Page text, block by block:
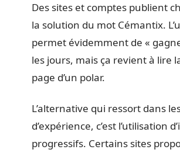
Des sites et comptes publient
la solution du mot Cémantix.
permet évidemment de «
les jours, mais ça revient à lire
page d’un polar.
L’alternative qui ressort dans
d’expérience, c’est l’utilisation
progressifs. Certains sites